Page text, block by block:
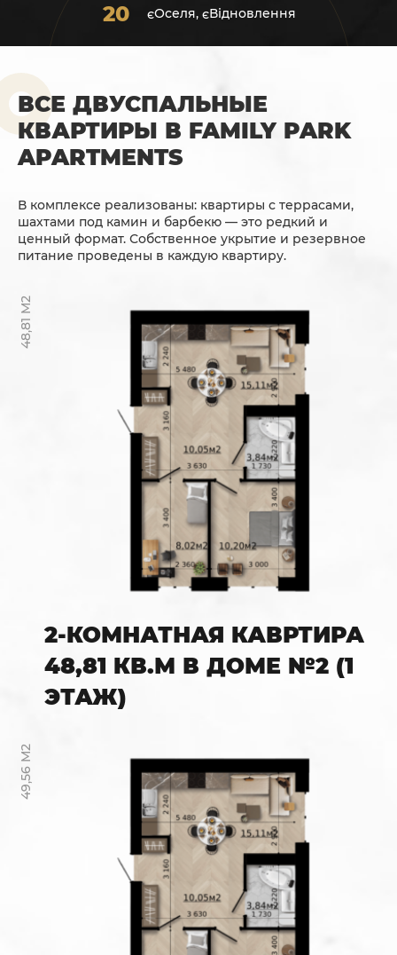
20 єОселя, єВідновлення
ВСЕ ДВУСПАЛЬНЫЕ
КВАРТИРЫ В FAMILY PARK
APARTMENTS
В комплексе реализованы: квартиры с террасами,
шахтами под камин и барбекю — это редкий и
ценный формат. Собственное укрытие и резервное
питание проведены в каждую квартиру.
2-КОМНАТНАЯ КАВРТИРА
48,81 КВ.М В ДОМЕ №2 (1
ЭТАЖ)
48,81 М2
49,56 М2